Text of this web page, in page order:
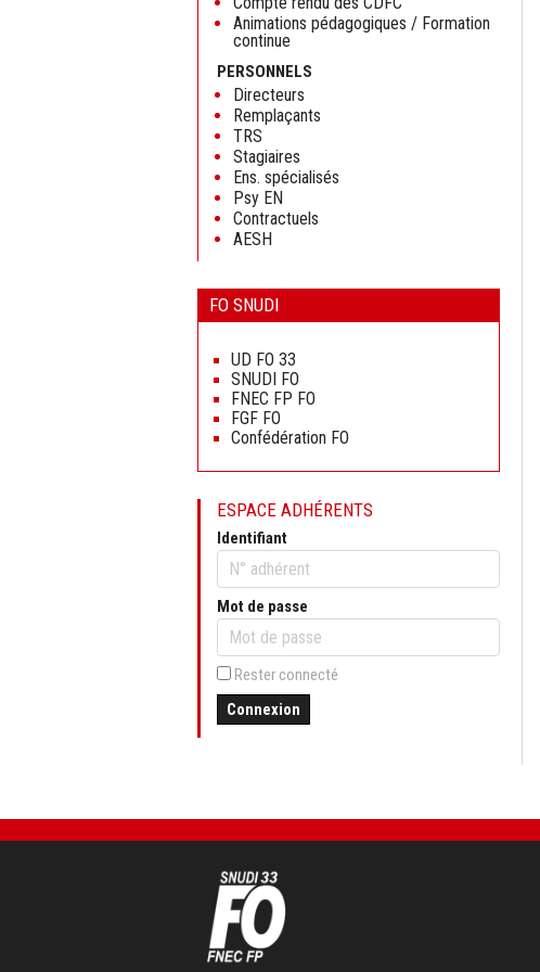
Animations pédagogiques / Formation
continue
PERSONNELS
Directeurs
Remplaçants
TRS
Stagiaires
Ens. spécialisés
Psy EN
Contractuels
AESH
FO SNUDI
contenu
UD FO 33
SNUDI FO
FNEC FP FO
FGF FO
Confédération FO
ESPACE ADHÉRENTS
Identifiant
Mot de passe
Rester connecté
Connexion